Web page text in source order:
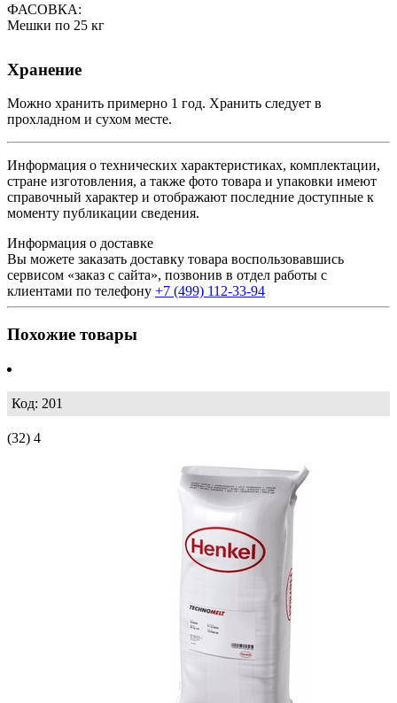
ФАСОВКА:
Мешки по 25 кг
Хранение
Можно хранить примерно 1 год. Хранить следует в
прохладном и сухом месте.
Информация о технических характеристиках, комплектации,
стране изготовления, а также фото товара и упаковки имеют
справочный характер и отображают последние доступные к
моменту публикации сведения.
Информация о доставке
Вы можете заказать доставку товара воспользовавшись
сервисом «заказ с сайта», позвонив в отдел работы с
клиентами по телефону +7 (499) 112-33-94
Похожие товары
Код: 201
(32) 4